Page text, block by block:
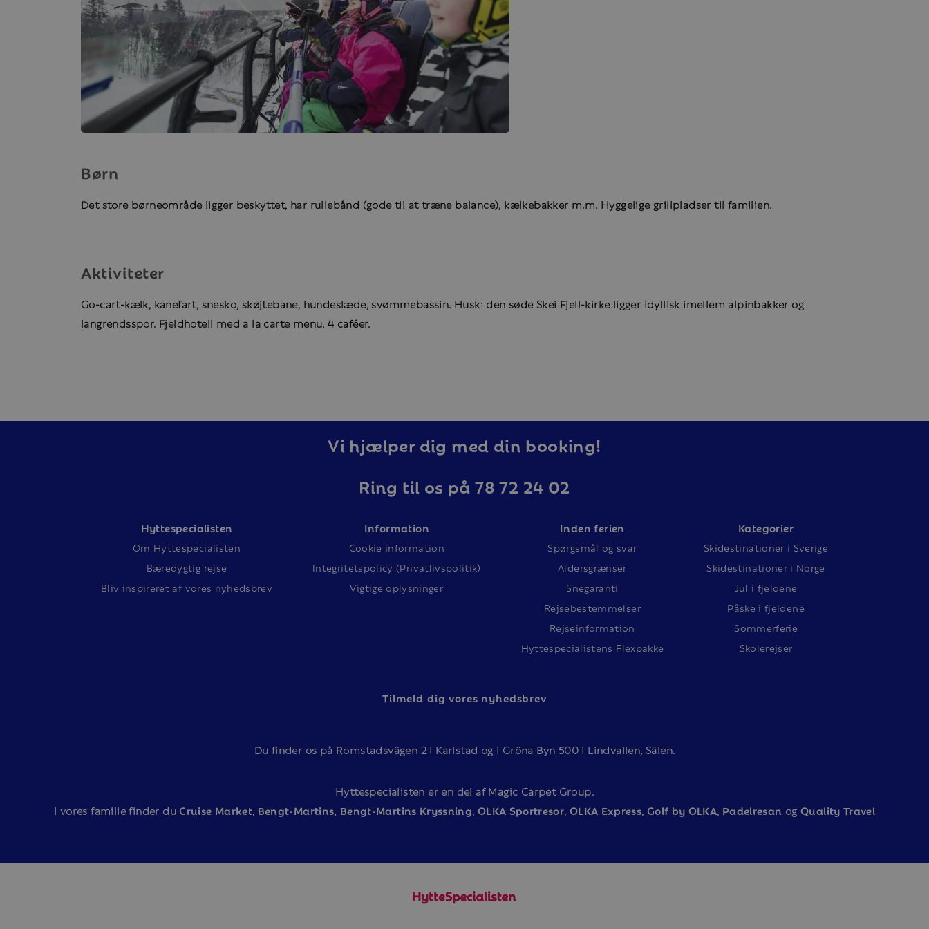
Børn
Det store børneområde ligger beskyttet, har rullebånd (gode til at træne balance), kælkebakker m.m. Hyggelige grillpladser til familien.
Aktiviteter
Go-cart-kælk, kanefart, snesko, skøjtebane, hundeslæde, svømmebassin. Husk: den søde Skei Fjell-kirke ligger idyllisk imellem alpinbakker og
langrendsspor. Fjeldhotell med a la carte menu. 4 caféer.
Vi hjælper dig med din booking!
Ring til os på 78 72 24 02
Hyttespecialisten
Om Hyttespecialisten
Bæredygtig rejse
Bliv inspireret af vores nyhedsbrev
Information
Cookie information
Integritetspolicy (Privatlivspolitik)
Vigtige oplysninger
Inden ferien
Spørgsmål og svar
Aldersgrænser
Snegaranti
Rejsebestemmelser
Rejseinformation
Hyttespecialistens Flexpakke
Kategorier
Skidestinationer i Sverige
Skidestinationer i Norge
Jul i fjeldene
Påske i fjeldene
Sommerferie
Skolerejser
Tilmeld dig vores nyhedsbrev
Du finder os på Romstadsvägen 2 i Karlstad og i Gröna Byn 500 i Lindvallen, Sälen.
Hyttespecialisten er en del af Magic Carpet Group.
I vores familie finder duCruise Market, Bengt-Martins, Bengt-Martins Kryssning, OLKA Sportresor, OLKA Express, Golf by OLKA, Padelresan ogQuality Travel